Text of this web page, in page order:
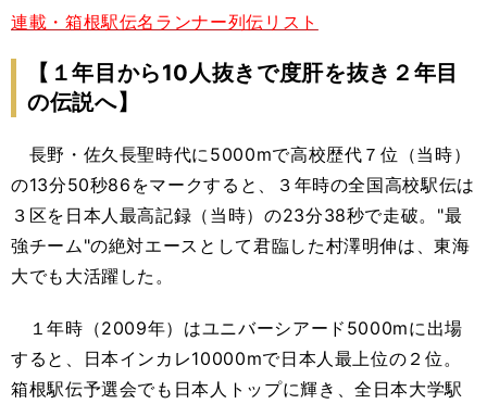
連載・箱根駅伝名ランナー列伝リスト
【１年目から10人抜きで度肝を抜き２年目
の伝説へ】
長野・佐久長聖時代に5000mで高校歴代７位（当時）
の13分50秒86をマークすると、３年時の全国高校駅伝は
３区を日本人最高記録（当時）の23分38秒で走破。"最
強チーム"の絶対エースとして君臨した村澤明伸は、東海
大でも大活躍した。
１年時（2009年）はユニバーシアード5000mに出場
すると、日本インカレ10000mで日本人最上位の２位。
箱根駅伝予選会でも日本人トップに輝き、全日本大学駅